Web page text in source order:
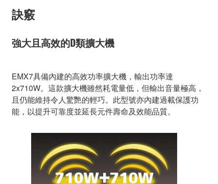
訣竅
強大且高效的D類擴大機
EMX7具備內建的高效功率擴大機，輸出功率達
2x710W。這款擴大機雖然耗電量低，但輸出音量極高，
且仍能維持令人驚艷的輕巧。此型號亦內建過載保護功
能，以提升可靠度並延長元件壽命及效能品質。